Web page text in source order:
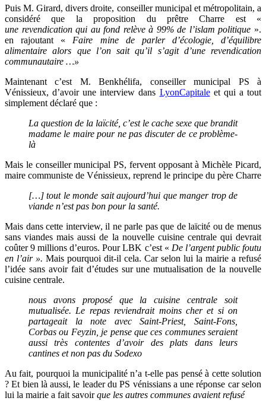
Puis M. Girard, divers droite, conseiller municipal et métropolitain, a
considéré que la proposition du prêtre Charre est «
une revendication qui au fond relève à 99% de l’islam politique ».
en rajoutant « Faire mine de parler d’écologie, d’équilibre
alimentaire alors que l’on sait qu’il s’agit d’une revendication
communautaire …»
Maintenant c’est M. Benkhélifa, conseiller municipal PS à
Vénissieux, d’avoir une interview dans LyonCapitaleet qui a tout
simplement déclaré que :
La question de la laïcité, c’est le cache sexe que brandit
madame le maire pour ne pas discuter de ce problème-
là
Mais le conseiller municipal PS, fervent opposant à Michèle Picard,
maire communiste de Vénissieux, reprend le principe du père Charre
[…] tout le monde sait aujourd’hui que manger trop de
viande n’est pas bon pour la santé.
Mais dans cette interview, il ne parle pas que de laïcité ou de menus
sans viandes mais aussi de la nouvelle cuisine centrale qui devrait
coûter 9 millions d’euros. Pour LBK c’est « De l’argent public foutu
en l’air ». Mais pourquoi dit-il cela. Car selon lui la mairie a refusé
l’idée sans avoir fait d’études sur une mutualisation de la nouvelle
cuisine centrale.
nous avons proposé que la cuisine centrale soit
mutualisée. Le repas reviendrait moins cher et si on
partageait la note avec Saint-Priest, Saint-Fons,
Corbas ou Feyzin, je pense que ces communes seraient
aussi très contentes d’avoir des plats dans leurs
cantines et non pas du Sodexo
Au fait, pourquoi la municipalité n’a t-elle pas pensé à cette solution
? Et bien là aussi, le leader du PS vénissians a une réponse car selon
lui la mairie a fait savoirque les autres communes avaient refusé